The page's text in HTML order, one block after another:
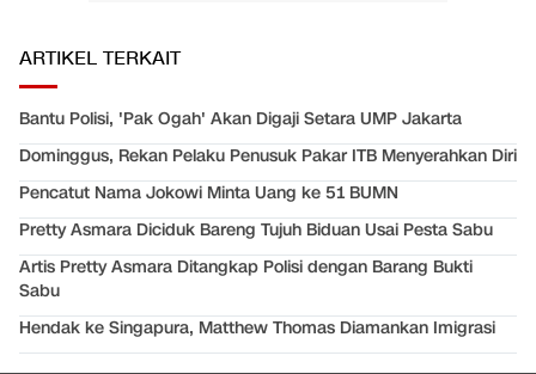
ARTIKEL TERKAIT
Bantu Polisi, 'Pak Ogah' Akan Digaji Setara UMP Jakarta
Dominggus, Rekan Pelaku Penusuk Pakar ITB Menyerahkan Diri
Pencatut Nama Jokowi Minta Uang ke 51 BUMN
Pretty Asmara Diciduk Bareng Tujuh Biduan Usai Pesta Sabu
Artis Pretty Asmara Ditangkap Polisi dengan Barang Bukti
Sabu
Hendak ke Singapura, Matthew Thomas Diamankan Imigrasi